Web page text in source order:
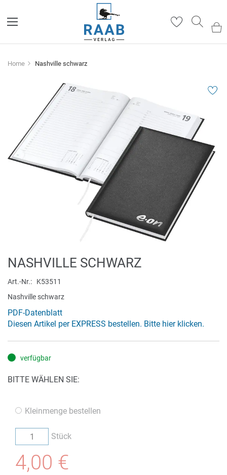
Home Nashville schwarz
Bildergalerie
springen
Zum
Anfang
der
Bildergalerie
NASHVILLE SCHWARZ
Art.-Nr.
K53511
Nashville schwarz
PDF-Datenblatt
Diesen Artikel per EXPRESS bestellen. Bitte hier klicken.
verfügbar
BITTE WÄHLEN SIE:
Kleinmenge bestellen
Stück
4,00 €